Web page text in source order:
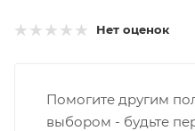
Нет оценок
Помогите другим
выбором - будьте